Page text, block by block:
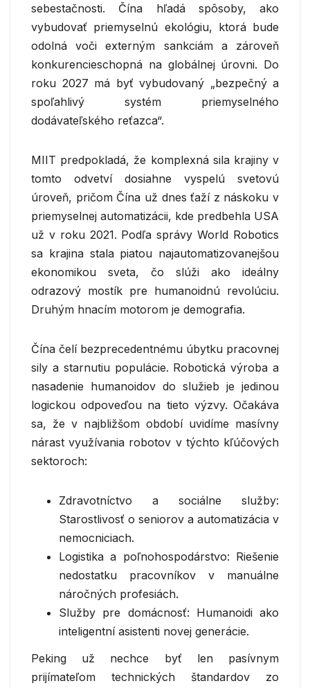
sebestačnosti. Čína hľadá spôsoby, ako
vybudovať priemyselnú ekológiu, ktorá bude
odolná voči externým sankciám a zároveň
konkurencieschopná na globálnej úrovni. Do
roku 2027 má byť vybudovaný „bezpečný a
spoľahlivý systém priemyselného
dodávateľského reťazca“.
MIIT predpokladá, že komplexná sila krajiny v
tomto odvetví dosiahne vyspelú svetovú
úroveň, pričom Čína už dnes ťaží z náskoku v
priemyselnej automatizácii, kde predbehla USA
už v roku 2021. Podľa správy World Robotics
sa krajina stala piatou najautomatizovanejšou
ekonomikou sveta, čo slúži ako ideálny
odrazový mostík pre humanoidnú revolúciu.
Druhým hnacím motorom je demografia.
Čína čelí bezprecedentnému úbytku pracovnej
sily a starnutiu populácie. Robotická výroba a
nasadenie humanoidov do služieb je jedinou
logickou odpoveďou na tieto výzvy. Očakáva
sa, že v najbližšom období uvidíme masívny
nárast využívania robotov v týchto kľúčových
sektoroch:
Zdravotníctvo a sociálne služby:
Starostlivosť o seniorov a automatizácia v
nemocniciach.
Logistika a poľnohospodárstvo: Riešenie
nedostatku pracovníkov v manuálne
náročných profesiách.
Služby pre domácnosť: Humanoidi ako
inteligentní asistenti novej generácie.
Peking už nechce byť len pasívnym
prijímateľom technických štandardov zo